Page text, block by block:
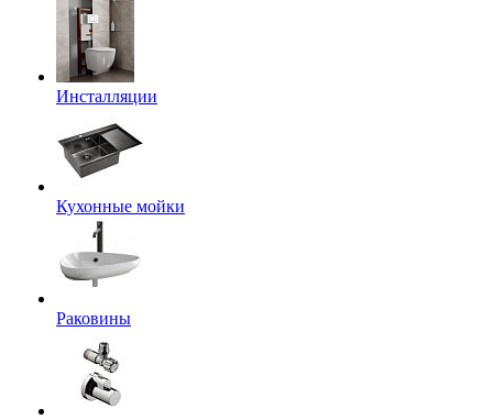
Инсталляции
Кухонные мойки
Раковины